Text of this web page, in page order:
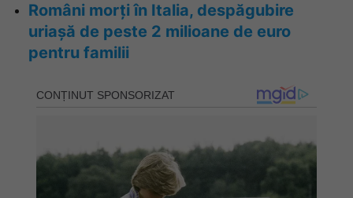
Români morți în Italia, despăgubire
uriașă de peste 2 milioane de euro
pentru familii